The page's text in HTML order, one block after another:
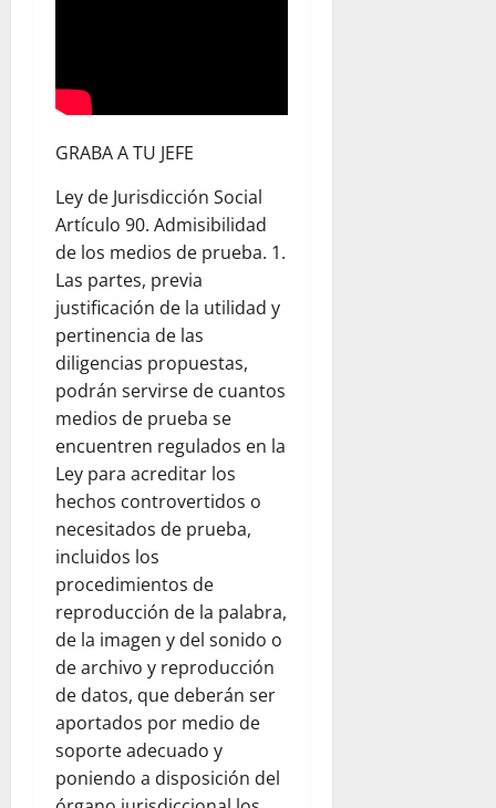
GRABA A TU JEFE
Ley de Jurisdicción Social
Artículo 90. Admisibilidad
de los medios de prueba. 1.
Las partes, previa
justificación de la utilidad y
pertinencia de las
diligencias propuestas,
podrán servirse de cuantos
medios de prueba se
encuentren regulados en la
Ley para acreditar los
hechos controvertidos o
necesitados de prueba,
incluidos los
procedimientos de
reproducción de la palabra,
de la imagen y del sonido o
de archivo y reproducción
de datos, que deberán ser
aportados por medio de
soporte adecuado y
poniendo a disposición del